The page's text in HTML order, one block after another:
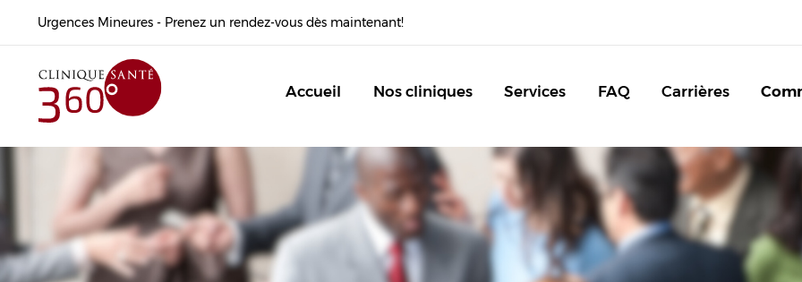
Urgences Mineures - Prenez un rendez-vous dès maintenant!
Accueil Nos cliniques Services FAQ Carrières